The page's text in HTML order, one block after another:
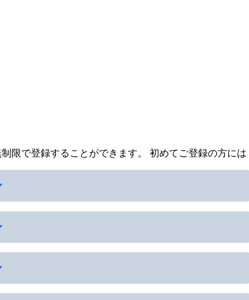
限で登録することができます。 初めてご登録の方には